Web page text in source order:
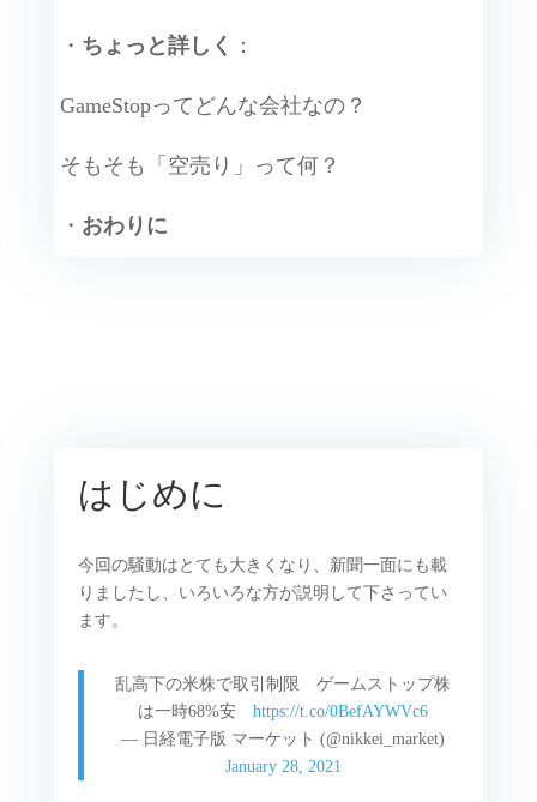
・ ちょっと詳しく ：
GameStopってどんな会社なの？
そもそも「空売り」って何？
・ おわりに
はじめに
今回の騒動はとても大きくなり、新聞一面にも載
りましたし、いろいろな方が説明して下さってい
ます。
乱高下の米株で取引制限 ゲームストップ株
は一時68%安https://t.co/0BefAYWVc6
— 日経電子版 マーケット (@nikkei_market)
January 28, 2021